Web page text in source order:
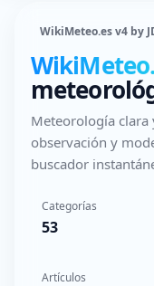
WikiMeteo.es v4 by
Meteorología clara
observación y
buscador
Categorías
53
Artículos